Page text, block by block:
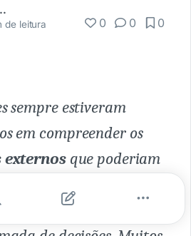
de leitura 0 0 0
sempre estiveram
em compreender os
que poderiam
da nossa mente